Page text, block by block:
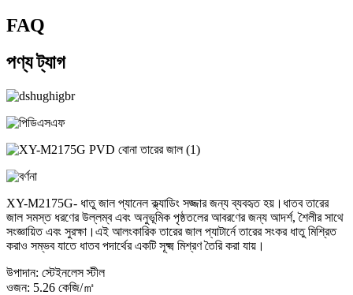
FAQ
পণ্য ট্যাগ
XY-M2175G- ধাতু জাল প্যানেল ক্ল্যাডিং সজ্জার জন্য ব্যবহৃত হয়।ধাতব তারের
জাল সমস্ত ধরণের উল্লম্ব এবং অনুভূমিক পৃষ্ঠতলের আবরণের জন্য আদর্শ, শৈলীর সাথে
সংজ্ঞায়িত এবং সুরক্ষা।এই আলংকারিক তারের জাল প্যাটার্নে তারের সংকর ধাতু মিশ্রিত
করাও সম্ভব যাতে ধাতব পদার্থের একটি সূক্ষ্ম মিশ্রণ তৈরি করা যায়।
উপাদান: স্টেইনলেস স্টীল
ওজন: 5.26 কেজি/㎡